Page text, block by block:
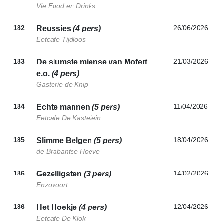
Vie Food en Drinks
182 Reussies (4 pers)
Eetcafe Tijdloos
26/06/2026
183
De slumste miense van Mofert
e.o. (4 pers)
Gasterie de Knip
21/03/2026
184 Echte mannen (5 pers)
Eetcafe De Kastelein
11/04/2026
185 Slimme Belgen (5 pers)
de Brabantse Hoeve
18/04/2026
186 Gezelligsten (3 pers)
Enzovoort
14/02/2026
186 Het Hoekje (4 pers)
Eetcafe De Klok
12/04/2026